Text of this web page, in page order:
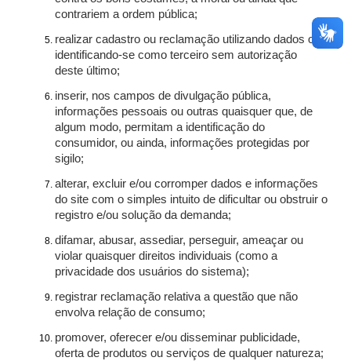
contrariem a ordem pública;
realizar cadastro ou reclamação utilizando dados ou
identificando-se como terceiro sem autorização
deste último;
inserir, nos campos de divulgação pública,
informações pessoais ou outras quaisquer que, de
algum modo, permitam a identificação do
consumidor, ou ainda, informações protegidas por
sigilo;
alterar, excluir e/ou corromper dados e informações
do site com o simples intuito de dificultar ou obstruir o
registro e/ou solução da demanda;
difamar, abusar, assediar, perseguir, ameaçar ou
violar quaisquer direitos individuais (como a
privacidade dos usuários do sistema);
registrar reclamação relativa a questão que não
envolva relação de consumo;
promover, oferecer e/ou disseminar publicidade,
oferta de produtos ou serviços de qualquer natureza;